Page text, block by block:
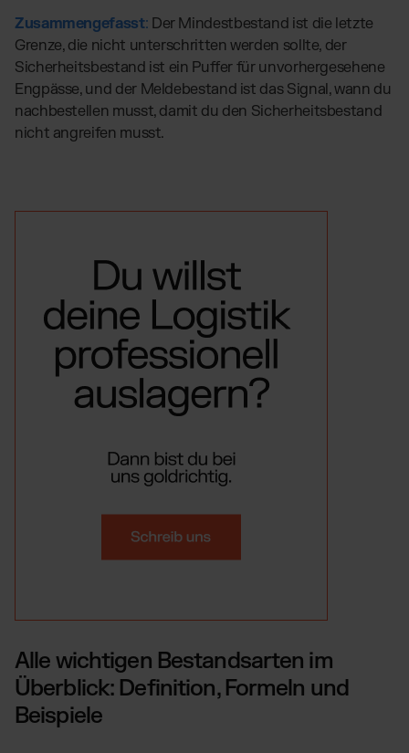
Zusammengefasst: Der Mindestbestand ist die letzte
Grenze, die nicht unterschritten werden sollte, der
Sicherheitsbestand ist ein Puffer für unvorhergesehene
Engpässe, und der Meldebestand ist das Signal, wann du
nachbestellen musst, damit du den Sicherheitsbestand
nicht angreifen musst.
Alle wichtigen Bestandsarten im
Überblick: Definition, Formeln und
Beispiele